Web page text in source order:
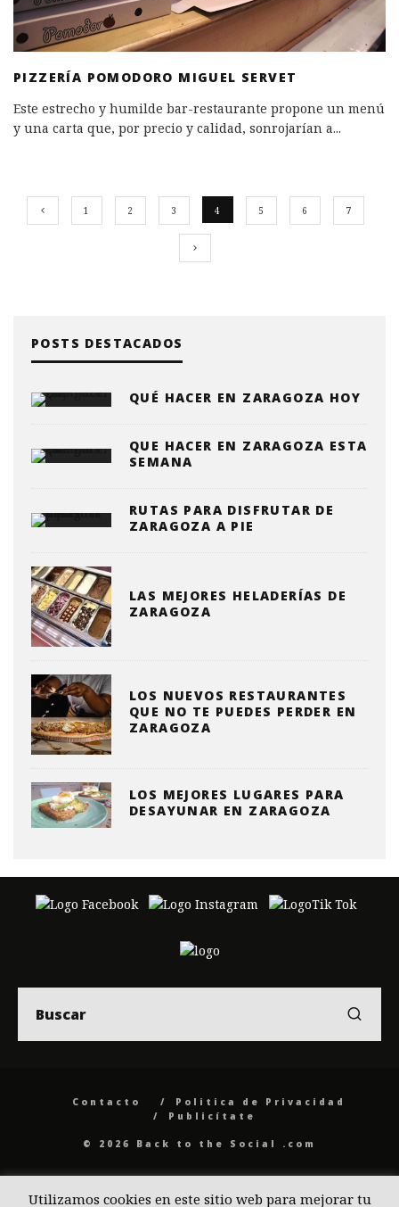
PIZZERÍA POMODORO MIGUEL SERVET
Este estrecho y humilde bar-restaurante propone un menú
y una carta que, por precio y calidad, sonrojarían a...
1 2 3 4 5 6 7
POSTS DESTACADOS
QUÉ HACER EN ZARAGOZA HOY
QUE HACER EN ZARAGOZA ESTA
SEMANA
RUTAS PARA DISFRUTAR DE
ZARAGOZA A PIE
LAS MEJORES HELADERÍAS DE
ZARAGOZA
LOS NUEVOS RESTAURANTES
QUE NO TE PUEDES PERDER EN
ZARAGOZA
LOS MEJORES LUGARES PARA
DESAYUNAR EN ZARAGOZA
Contacto
Politica de Privacidad
Publicítate
© 2026 Back to the Social .com
Utilizamos cookies en este sitio web para mejorar tu